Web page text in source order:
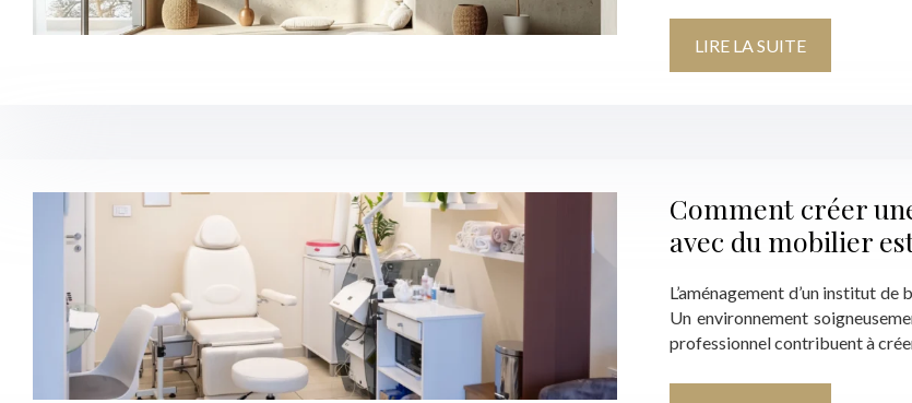
LIRE LA SUITE
Comment créer
avec du mobilier
L’aménagement d’un institut
Un environnement
professionnel contribuent à